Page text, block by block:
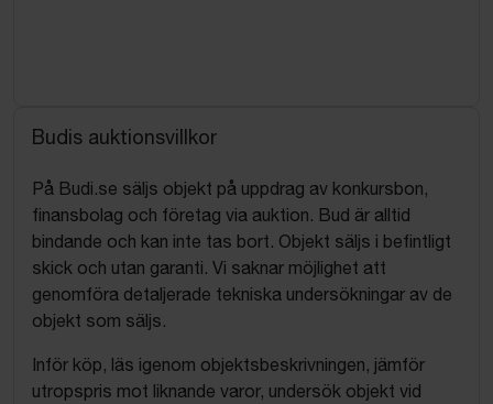
Budis auktionsvillkor
På Budi.se säljs objekt på uppdrag av konkursbon,
finansbolag och företag via auktion. Bud är alltid
bindande och kan inte tas bort. Objekt säljs i befintligt
skick och utan garanti. Vi saknar möjlighet att
genomföra detaljerade tekniska undersökningar av de
objekt som säljs.
Inför köp, läs igenom objektsbeskrivningen, jämför
utropspris mot liknande varor, undersök objekt vid